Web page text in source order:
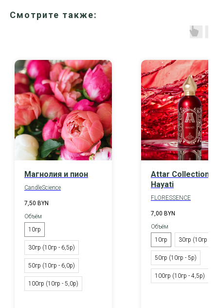
Смотрите также:
Магнолия и пион
CandleScience
7,50 BYN
Объём
10гр
30гр (10гр - 6,5р)
50гр (10гр - 6,0р)
100гр (10гр - 5,0р)
Attar Collection
Hayati
FLORESSENCE
7,00 BYN
Объём
10гр
30гр (10гр -
50гр (10гр - 5р)
100гр (10гр - 4,5р)